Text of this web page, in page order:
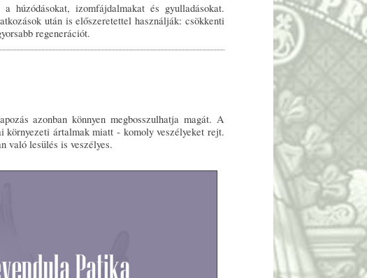
izomfájdalmakat és gyulladásokat.
után is előszeretettel használják: csökkenti
regenerációt.
azonban könnyen megbosszulhatja magát. A
ártalmak miatt - komoly veszélyeket rejt.
való lesülés is veszélyes.